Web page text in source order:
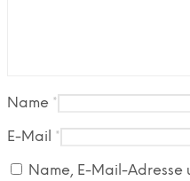
Name *
E-Mail *
Name, E-Mail-Adresse